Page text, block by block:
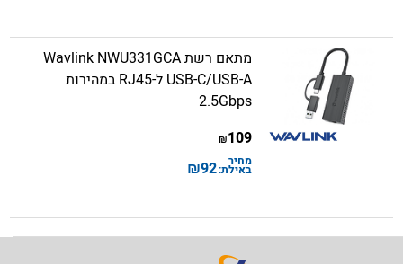
מתאם רשת Wavlink NWU331GCA
USB-C/USB-A ל-RJ45 במהירות
2.5Gbps
109
₪
מחיר
באילת:92
₪